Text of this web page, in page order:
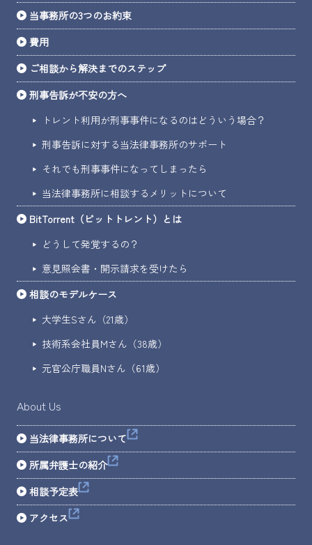
当事務所の3つのお約束
費用
ご相談から解決までのステップ
刑事告訴が不安の方へ
トレント利用が刑事事件になるのはどういう場合？
刑事告訴に対する当法律事務所のサポート
それでも刑事事件になってしまったら
当法律事務所に相談するメリットについて
BitTorrent（ビットトレント）とは
どうして発覚するの？
意見照会書・開示請求を受けたら
相談のモデルケース
大学生Sさん（21歳）
技術系会社員Mさん（38歳）
元官公庁職員Nさん（61歳）
About Us
当法律事務所について
所属弁護士の紹介
相談予定表
アクセス